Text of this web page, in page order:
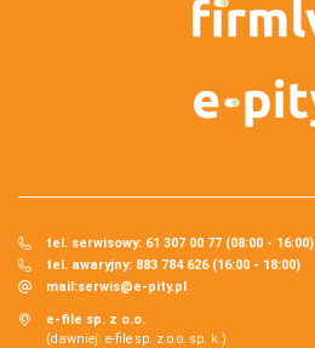
tel. serwisowy: 61 307 00 77 (08:00 - 16:00)
tel. awaryjny: 883 784 626 (16:00 - 18:00)
mail:serwis@e-pity.pl
e-file sp. z o.o.
(dawniej: e-file sp. z o.o. sp. k.)